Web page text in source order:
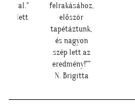
Nikolett
felrakásához,
először
tapétáztunk,
és nagyon
szép lett az
eredmény!""
N. Brigitta